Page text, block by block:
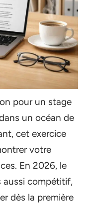
pour un stage
un océan de
cet exercice
votre
En 2026, le
aussi compétitif,
dès la première